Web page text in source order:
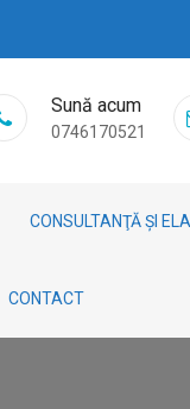
Sună acum
0746170521
CONSULTANŢĂ ȘI
CONTACT